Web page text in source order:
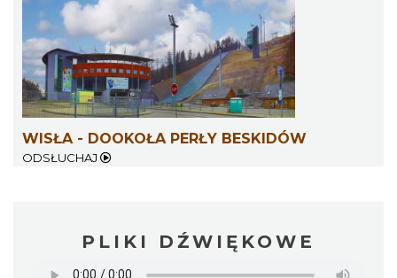
WISŁA - DOOKOŁA PERŁY BESKIDÓW
ODSŁUCHAJ
PLIKI DŹWIĘKOWE